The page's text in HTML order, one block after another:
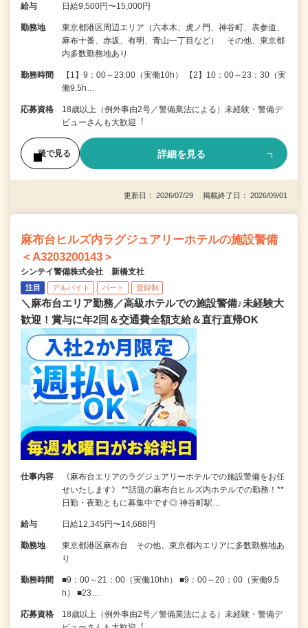
給与 日給9,500円〜15,000円
勤務地
東京都港区周辺エリア（六本木、虎ノ門、神谷町、表参道、
麻布十番、赤坂、有明、青山一丁目など） その他、東京都
内多数勤務地あり
勤務時間
【1】9：00～23:00（実働10h） 【2】10：00～23：30（実
働9.5h…
応募資格
18歳以上（例外事由2号／警備業法による）未経験・警備デ
ビューさんも⼤歓迎︕
後で見る 詳細を見る
更新日： 2026/07/29 掲載終了日： 2026/09/01
麻布台ヒルズ内ラグジュアリーホテルの施設警備
＜A3203200143＞
シンテイ警備株式会社 新橋支社
注目 アルバイト パート 登録制
＼麻布台エリア勤務／高級ホテルでの施設警備♪未経験大
歓迎！賞与に年2回＆交通費全額支給＆直行直帰OK
仕事内容
《麻布台エリアのラグジュアリーホテルでの施設警備をお任
せいたします》 **話題の麻布台ヒルズ内ホテルでの勤務！**
日勤・夜勤ともに募集中です◎ 神谷町駅…
給与 日給12,345円〜14,688円
勤務地
東京都港区麻布台 その他、東京都内エリアに多数勤務地あ
り
勤務時間
■9：00～21：00（実働10hh） ■9：00～20：00（実働9.5
h） ■23…
応募資格
18歳以上（例外事由2号／警備業法による）未経験・警備デ